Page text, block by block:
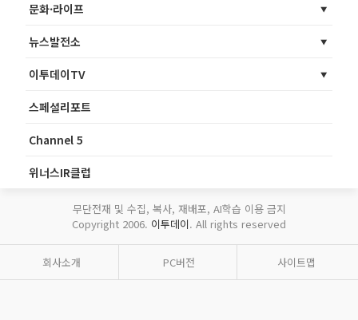
문화·라이프
뉴스발전소
이투데이TV
스페셜리포트
Channel 5
위너스IR클럽
무단전재 및 수집, 복사, 재배포, AI학습 이용 금지
Copyright 2006. 이투데이. All rights reserved
회사소개 PC버전 사이트맵